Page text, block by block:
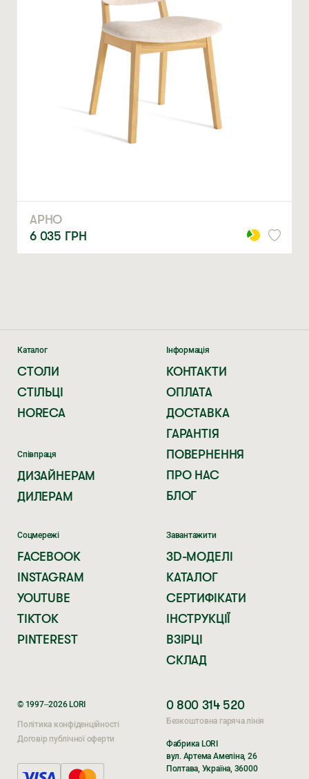
АРНО
6 035 ГРН
© 1997–2026 LORI
Політика конфіденційності
Договір публічної оферти
Каталог
СТОЛИ
СТІЛЬЦІ
HORECA
Співпраця
ДИЗАЙНЕРАМ
ДИЛЕРАМ
Інформація
КОНТАКТИ
ОПЛАТА
ДОСТАВКА
ГАРАНТІЯ
ПОВЕРНЕННЯ
ПРО НАС
БЛОГ
Соцмережі
FACEBOOK
INSTAGRAM
YOUTUBE
TIKTOK
PINTEREST
Завантажити
3D-МОДЕЛІ
КАТАЛОГ
СЕРТИФІКАТИ
ІНСТРУКЦІЇ
ВЗІРЦІ
СКЛАД
0 800 314 520
Безкоштовна гаряча лінія
Фабрика LORI
вул. Артема Амеліна, 26
Полтава, Україна, 36000